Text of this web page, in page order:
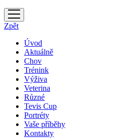
otevřít
menu
Zpět
Úvod
Aktuálně
Chov
Trénink
Výživa
Veterina
Různé
Tevis Cup
Portréty
Vaše příběhy
Kontakty